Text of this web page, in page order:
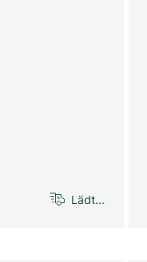
Lädt...